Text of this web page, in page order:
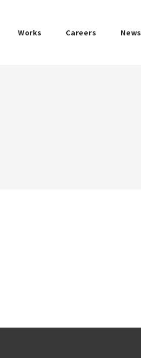
Works Careers News